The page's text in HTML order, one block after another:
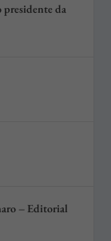
presidente da
– Editorial